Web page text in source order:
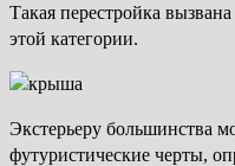
Такая перестройка
этой категории.
Экстерьеру большинства
футуристические черты,